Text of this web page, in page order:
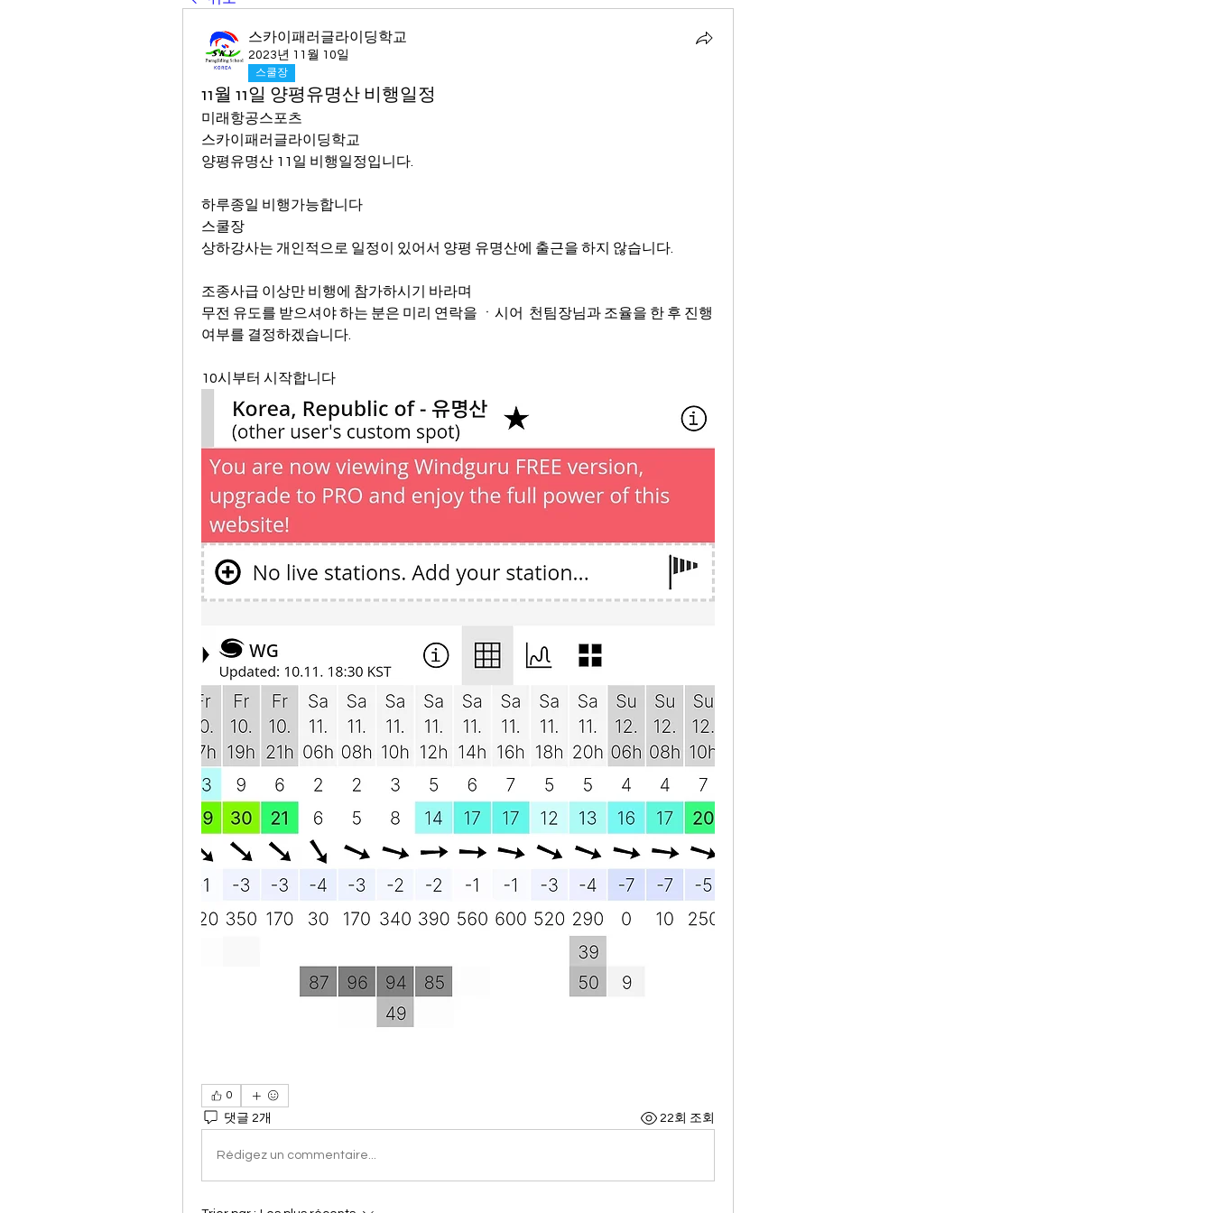
스카이패러글라이딩학교
2023년 11월 10일
스쿨장
11월 11일 양평유명산 비행일정
미래항공스포츠
스카이패러글라이딩학교
양평유명산 11일 비행일정입니다.
하루종일 비행가능합니다
스쿨장
상하강사는 개인적으로 일정이 있어서 양평 유명산에 출근을 하지 않습니다.
조종사급 이상만 비행에 참가하시기 바라며
무전 유도를 받으셔야 하는 분은 미리 연락을 ㆍ시어  천팀장님과 조율을 한 후 진행
여부를 결정하겠습니다.
10시부터 시작합니다
0
댓글 2개 22회 조회
Rédigez un commentaire...